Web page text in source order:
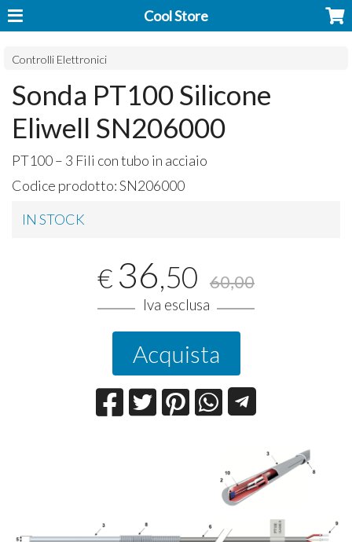
Cool Store
Controlli Elettronici
Sonda PT100 Silicone
Eliwell SN206000
PT100 – 3 Fili con tubo in acciaio
Codice prodotto:SN206000
IN STOCK
€ 36,50 60,00
Iva esclusa
Acquista